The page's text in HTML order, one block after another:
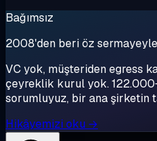
Bağımsız
2008'den beri öz sermayeyle
VC yok, müşteriden egress
çeyreklik kurul yok.
sorumluyuz, bir ana şirketin
Hikâyemizi oku →